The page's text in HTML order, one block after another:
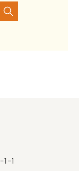
1